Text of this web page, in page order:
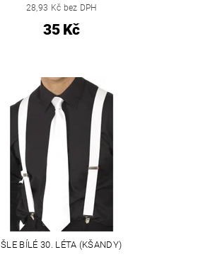
28,93 Kč bez DPH
35 Kč
ŠLE BÍLÉ 30. LÉTA (KŠANDY)